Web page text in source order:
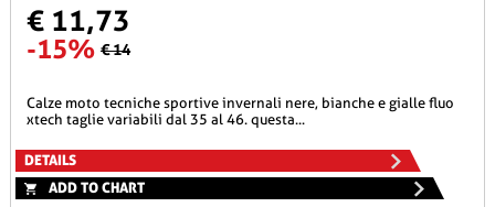
€ 11,73
-15% € 14
calze moto tecniche sportive invernali nere, bianche e gialle fluo
xtech taglie variabili dal 35 al 46. questa...
DETAILS
ADD TO CHART